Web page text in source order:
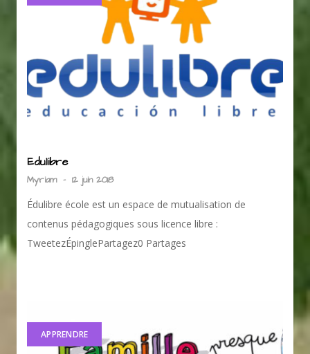
Edulibre
Myriam - 12 juin 2018
Édulibre école est un espace de mutualisation de
contenus pédagogiques sous licence libre :
TweetezÉpinglePartagez0 Partages
APPRENDRE